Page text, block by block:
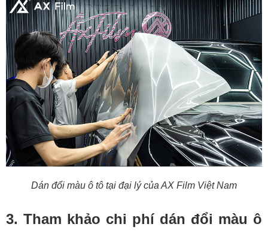
Dán đổi màu ô tô tại đại lý của AX Film Việt Nam
3. Tham khảo chi phí dán đổi màu ô